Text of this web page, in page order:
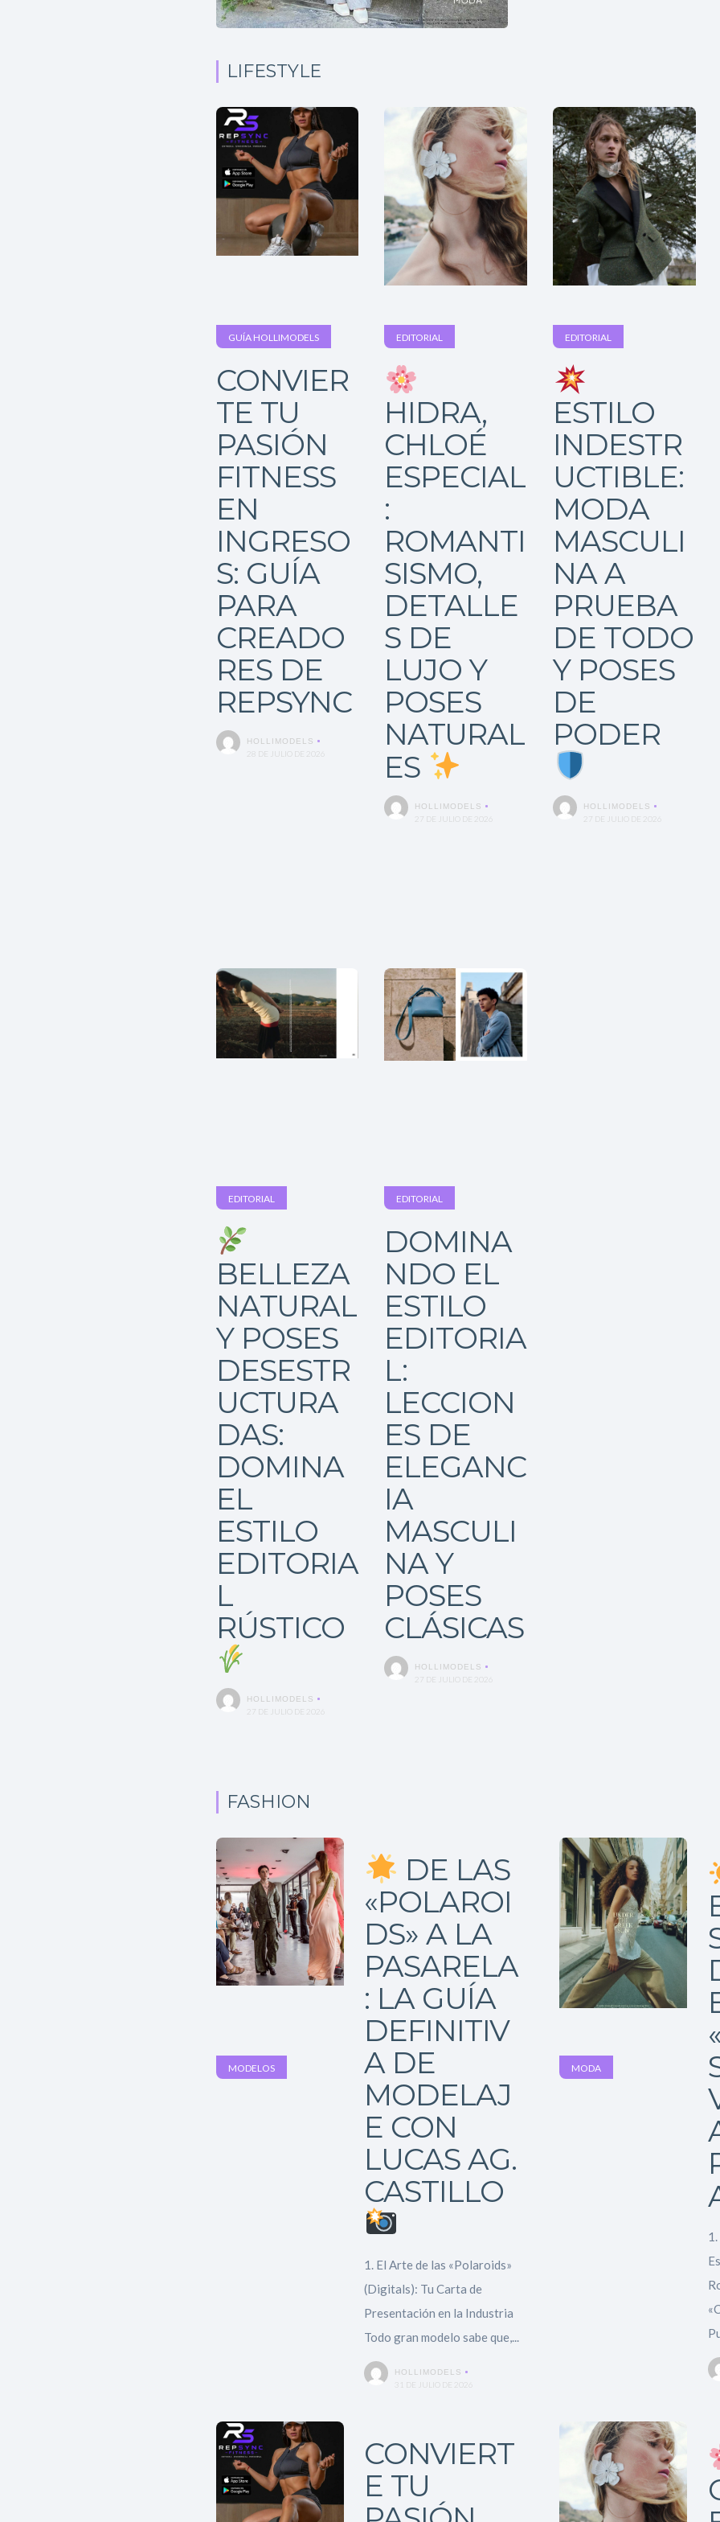
Pasarelas
Editorial
Cursos
para
ser
Guía
LIFESTYLE
GUÍA HOLLIMODELS
CONVIER
TE TU
PASIÓN
FITNESS
EN
INGRESO
S: GUÍA
PARA
CREADO
RES DE
REPSYNC
HOLLIMODELS
28 DE JULIO DE 2026
EDITORIAL
HIDRA,
CHLOÉ
ESPECIAL
:
ROMANTI
SISMO,
DETALLE
S DE
LUJO Y
POSES
NATURAL
ES
HOLLIMODELS
27 DE JULIO DE 2026
EDITORIAL
ESTILO
INDESTR
UCTIBLE:
MODA
MASCULI
NA A
PRUEBA
DE TODO
Y POSES
DE
PODER
HOLLIMODELS
27 DE JULIO DE 2026
EDITORIAL
BELLEZA
NATURAL
Y POSES
DESESTR
UCTURA
DAS:
DOMINA
EL
ESTILO
EDITORIA
L
RÚSTICO
HOLLIMODELS
27 DE JULIO DE 2026
EDITORIAL
DOMINA
NDO EL
ESTILO
EDITORIA
L:
LECCION
ES DE
ELEGANC
IA
MASCULI
NA Y
POSES
CLÁSICAS
HOLLIMODELS
27 DE JULIO DE 2026
FASHION
MODELOS
DE LAS
«POLAROI
DS» A LA
PASARELA
: LA GUÍA
DEFINITIV
A DE
MODELAJ
E CON
LUCAS AG.
CASTILLO
1. El Arte de las «Polaroids»
(Digitals): Tu Carta de
Presentación en la Industria
Todo gran modelo sabe que,...
HOLLIMODELS
31 DE JULIO DE 2026
MODA
CONVIERT
E TU